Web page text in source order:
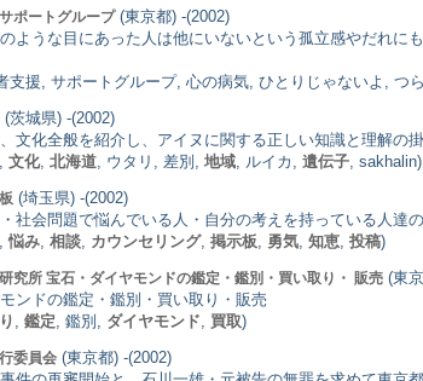
ポートグループ(東京都) -(2002)
ような目にあった人は他にいないという孤立感やだれに
支援, サポートグループ, 心の病気, ひとりじゃないよ, つ
(茨城県) -(2002)
文化全般を紹介し、アイヌに関する正しい知識と理解の
文化, 北海道 , ウタリ, 差別, 地域 , ルイカ, 遺伝子 , sakhalin)
(埼玉県) -(2002)
社会問題で悩んでいる人・自分の考えを持っている人達
,悩み 相談 カウンセリング, 掲示板 勇気 知恵 投稿)
究所 宝石・ダイヤモンドの鑑定・鑑別・買い取り・ 販売 (東
ンドの鑑定・鑑別・買い取り・販売
鑑定 , 鑑別, ダイヤモンド 買取)
委員会 (東京都) -(2002)